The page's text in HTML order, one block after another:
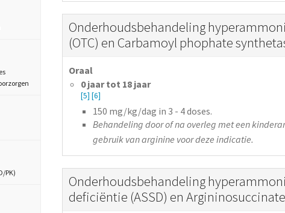
PK)
Onderhoudsbehandeling
(OTC) en Carbamoyl phophate
Oraal
0 jaar tot 18 jaar
[5] [6]
150 mg/kg/dag in 3 - 4 doses.
Behandeling door of na overleg met een
gebruik van arginine voor deze indicatie.
Onderhoudsbehandeling
deficiëntie (ASSD) en